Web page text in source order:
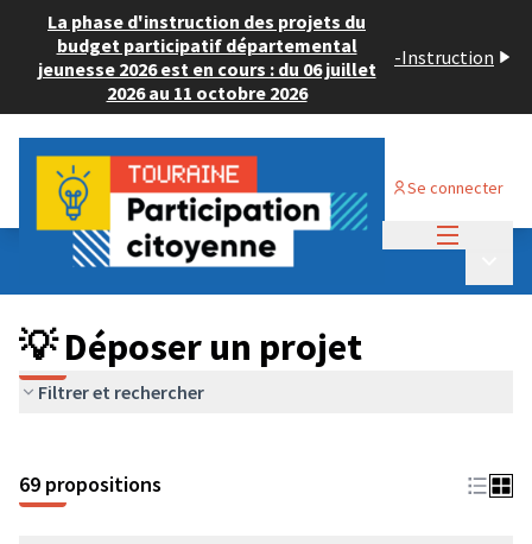
La phase d'instruction des projets du
budget participatif départemental
jeunesse 2026 est en cours : du 06 juillet
2026 au 11 octobre 2026
-Instruction
Se connecter
Budget Participatif ADULTE 2024
💡 Déposer un projet
💡 Déposer un projet
Filtrer et rechercher
69 propositions